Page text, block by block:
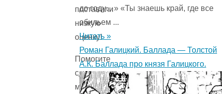
поставили
низкую
оценку!
Помогите
сделать
материалы
до году…» «Ты знаешь край, где все
обильем ...
Читать »
Роман Галицкий. Баллада — Толстой
А.К. Баллада про князя Галицкого.